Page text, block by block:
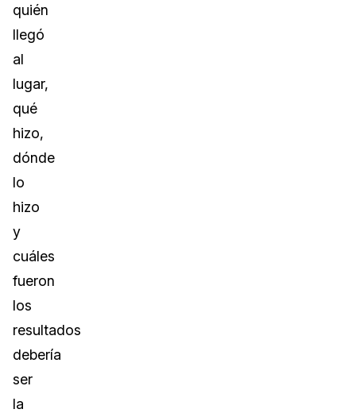
quién
llegó
al
lugar,
qué
hizo,
dónde
lo
hizo
y
cuáles
fueron
los
resultados
debería
ser
la